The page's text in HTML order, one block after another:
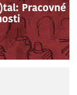
Pracovné